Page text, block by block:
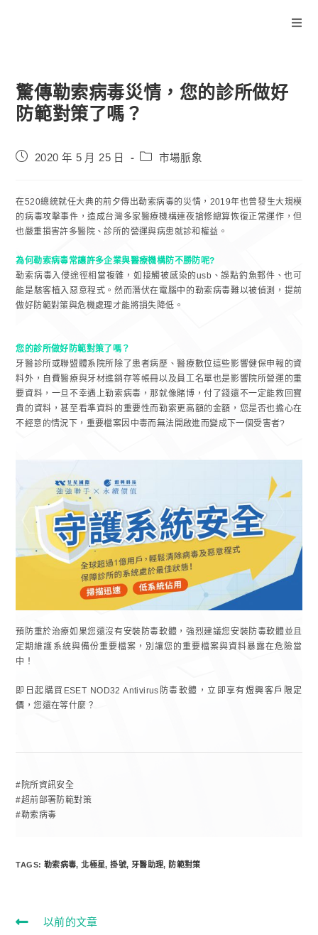
驚傳勒索病毒災情，您的診所做好
防範對策了嗎？
2020 年 5 月 25 日 市場脈象
在520總統就任大典的前夕傳出勒索病毒的災情，2019年也曾發生大規模
的病毒攻擊事件，造成台灣多家醫療機構連夜搶修總算恢復正常運作，但
也嚴重損害許多醫院、診所的營運與病患就診和權益。
為何勒索病毒常讓許多企業與醫療機構防不勝防呢?
勒索病毒入侵途徑相當複雜，如接觸被感染的usb、誤點釣魚郵件、也可
能是駭客植入惡意程式。然而潛伏在電腦中的勒索病毒難以被偵測，提前
做好防範對策與危機處理才能將損失降低。
您的診所做好防範對策了嗎？
牙醫診所或聯盟體系院所除了患者病歷、醫療數位這些影響健保申報的資
料外，自費醫療與牙材進銷存等帳冊以及員工名單也是影響院所營運的重
要資料，一旦不幸遇上勒索病毒，那就像賭博，付了錢還不一定能救回寶
貴的資料，甚至看準資料的重要性而勒索更高額的金額，您是否也擔心在
不經意的情況下，重要檔案因中毒而無法開啟進而變成下一個受害者?
預防重於治療如果您還沒有安裝防毒軟體，強烈建議您安裝防毒軟體並且
定期維護系統與備份重要檔案，別讓您的重要檔案與資料暴露在危險當
中！
即日起購買ESET NOD32 Antivirus防毒軟體，立即享有煜興客戶限定
價 ，您還在等什麼？
#院所資訊安全
#超前部署防範對策
#勒索病毒
TAGS: 勒索病毒, 北極星, 掛號, 牙醫助理, 防範對策
以前的文章